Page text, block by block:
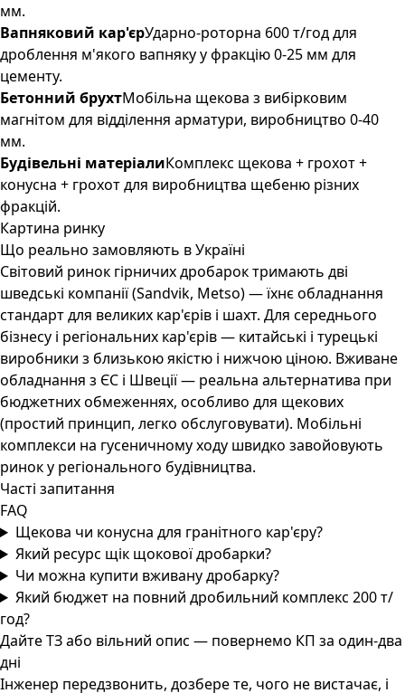
мм.
Вапняковий кар'єрУдарно-роторна 600 т/год для
дроблення м'якого вапняку у фракцію 0-25 мм для
цементу.
Бетонний брухтМобільна щекова з вибірковим
магнітом для відділення арматури, виробництво 0-40
мм.
Будівельні матеріалиКомплекс щекова + грохот +
конусна + грохот для виробництва щебеню різних
фракцій.
Картина ринку
Що реально замовляють в Україні
Світовий ринок гірничих дробарок тримають дві
шведські компанії (Sandvik, Metso) — їхнє обладнання
стандарт для великих кар'єрів і шахт. Для середнього
бізнесу і регіональних кар'єрів — китайські і турецькі
виробники з близькою якістю і нижчою ціною. Вживане
обладнання з ЄС і Швеції — реальна альтернатива при
бюджетних обмеженнях, особливо для щекових
(простий принцип, легко обслуговувати). Мобільні
комплекси на гусеничному ходу швидко завойовують
ринок у регіонального будівництва.
Часті запитання
FAQ
Щекова чи конусна для гранітного кар'єру?
Який ресурс щік щокової дробарки?
Чи можна купити вживану дробарку?
Який бюджет на повний дробильний комплекс 200 т/
год?
Дайте ТЗ або вільний опис — повернемо КП за один-два
дні
Інженер передзвонить, дозбере те, чого не вистачає, і